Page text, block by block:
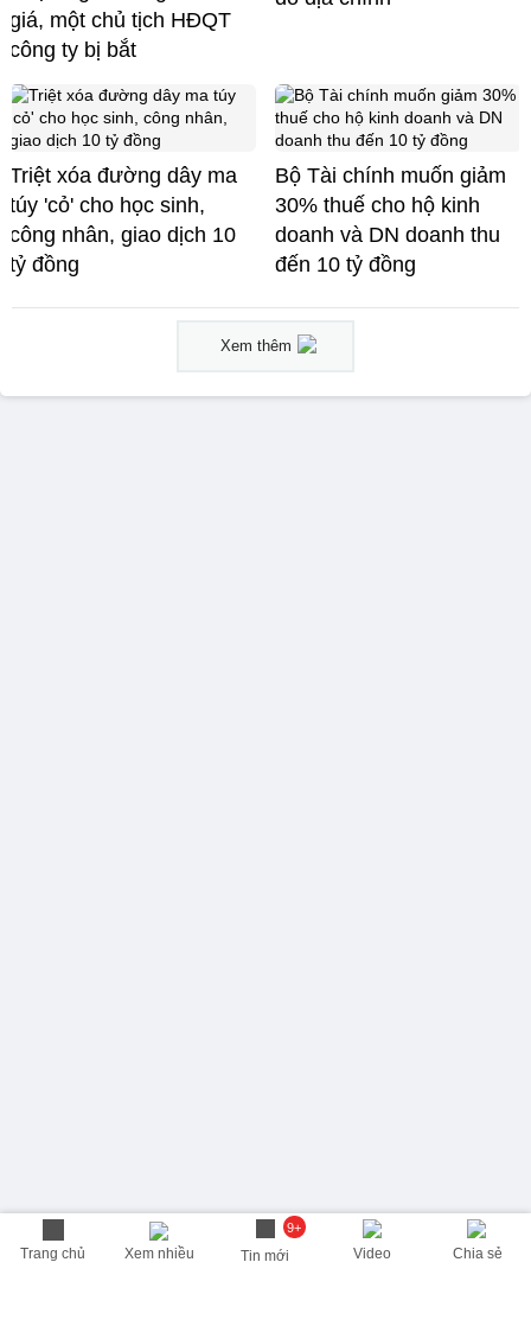
Trang chủ Xem nhiều
9+
Tin mới Video Chia sẻ
giá, một chủ tịch HĐQT
công ty bị bắt
Triệt xóa đường dây ma
túy 'cỏ' cho học sinh,
công nhân, giao dịch 10
tỷ đồng
Bộ Tài chính muốn giảm
30% thuế cho hộ kinh
doanh và DN doanh thu
đến 10 tỷ đồng
Xem thêm